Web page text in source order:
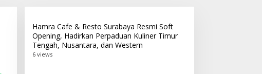
Hamra Cafe & Resto Surabaya Resmi Soft
Opening, Hadirkan Perpaduan Kuliner Timur
Tengah, Nusantara, dan Western
6 views